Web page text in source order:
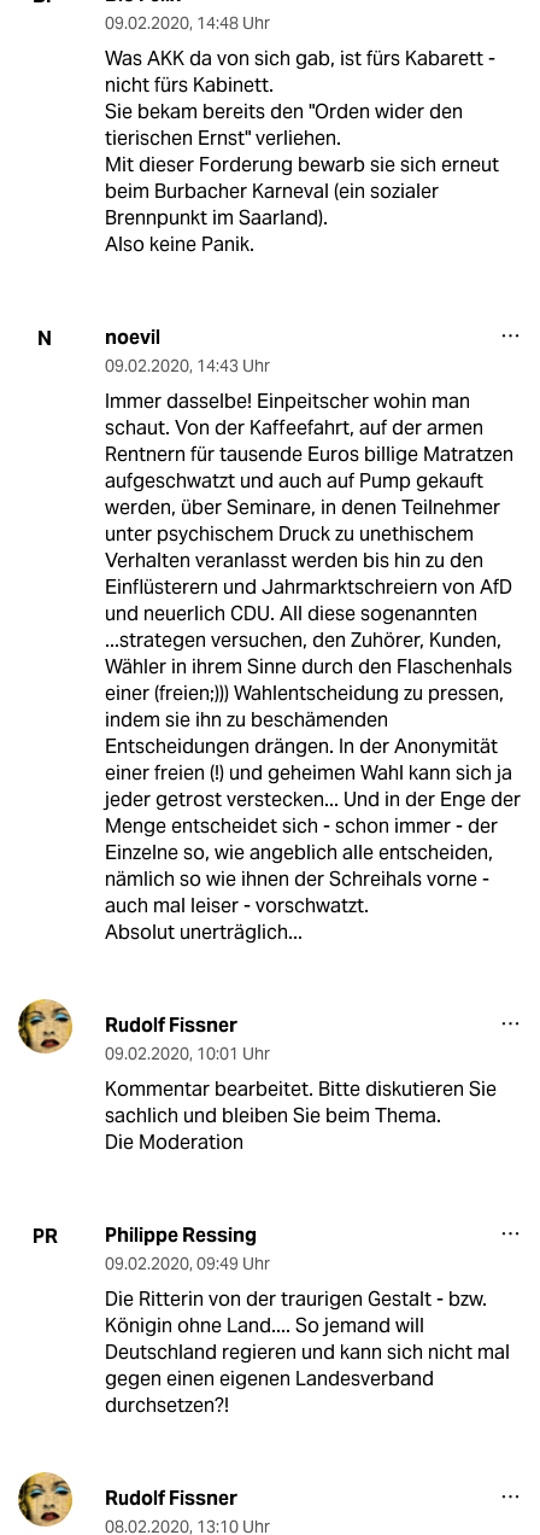
09.02.2020, 14:48 Uhr
Was AKK da von sich gab, ist fürs Kabarett -
nicht fürs Kabinett.
Sie bekam bereits den "Orden wider den
tierischen Ernst" verliehen.
Mit dieser Forderung bewarb sie sich erneut
beim Burbacher Karneval (ein sozialer
Brennpunkt im Saarland).
Also keine Panik.
N noevil
09.02.2020, 14:43 Uhr
Immer dasselbe! Einpeitscher wohin man
schaut. Von der Kaffeefahrt, auf der armen
Rentnern für tausende Euros billige Matratzen
aufgeschwatzt und auch auf Pump gekauft
werden, über Seminare, in denen Teilnehmer
unter psychischem Druck zu unethischem
Verhalten veranlasst werden bis hin zu den
Einflüsterern und Jahrmarktschreiern von AfD
und neuerlich CDU. All diese sogenannten
...strategen versuchen, den Zuhörer, Kunden,
Wähler in ihrem Sinne durch den Flaschenhals
einer (freien;))) Wahlentscheidung zu pressen,
indem sie ihn zu beschämenden
Entscheidungen drängen. In der Anonymität
einer freien (!) und geheimen Wahl kann sich ja
jeder getrost verstecken... Und in der Enge der
Menge entscheidet sich - schon immer - der
Einzelne so, wie angeblich alle entscheiden,
nämlich so wie ihnen der Schreihals vorne -
auch mal leiser - vorschwatzt.
Absolut unerträglich...
Rudolf Fissner
09.02.2020, 10:01 Uhr
Kommentar bearbeitet. Bitte diskutieren Sie
sachlich und bleiben Sie beim Thema.
Die Moderation
PR Philippe Ressing
09.02.2020, 09:49 Uhr
Die Ritterin von der traurigen Gestalt - bzw.
Königin ohne Land.... So jemand will
Deutschland regieren und kann sich nicht mal
gegen einen eigenen Landesverband
durchsetzen?!
Rudolf Fissner
08.02.2020, 13:10 Uhr